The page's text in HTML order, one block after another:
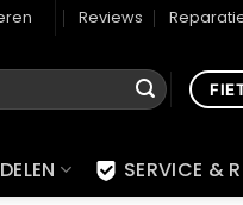
Reviews
SERVICE &